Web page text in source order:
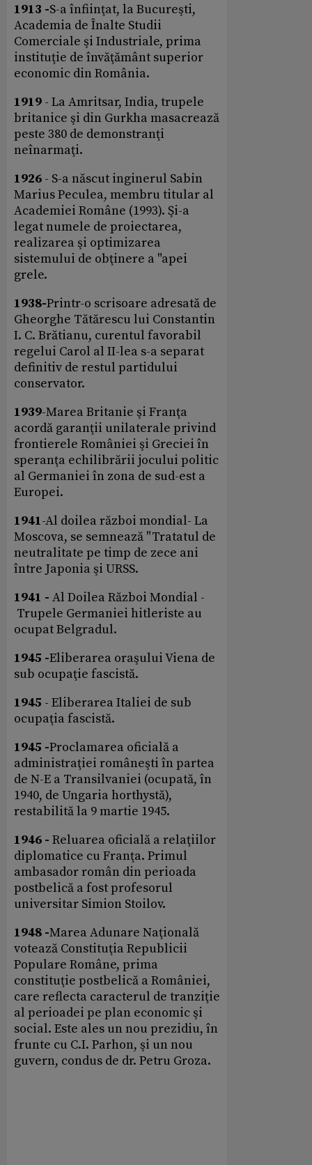
1913 -S-a înfiinţat, la Bucureşti,
Academia de Înalte Studii
Comerciale şi Industriale, prima
instituţie de învăţământ superior
economic din România.
1919 - La Amritsar, India, trupele
britanice şi din Gurkha masacrează
peste 380 de demonstranţi
neînarmaţi.
1926 - S-a născut inginerul Sabin
Marius Peculea, membru titular al
Academiei Române (1993). Şi-a
legat numele de proiectarea,
realizarea şi optimizarea
sistemului de obţinere a "apei
grele.
1938-Printr-o scrisoare adresată de
Gheorghe Tătărescu lui Constantin
I. C. Brătianu, curentul favorabil
regelui Carol al II-lea s-a separat
definitiv de restul partidului
conservator.
1939-Marea Britanie şi Franţa
acordă garanţii unilaterale privind
frontierele României şi Greciei în
speranţa echilibrării jocului politic
al Germaniei în zona de sud-est a
Europei.
1941-Al doilea război mondial- La
Moscova, se semnează "Tratatul de
neutralitate pe timp de zece ani
între Japonia şi URSS.
1941 - Al Doilea Război Mondial -
Trupele Germaniei hitleriste au
ocupat Belgradul.
1945 -Eliberarea oraşului Viena de
sub ocupaţie fascistă.
1945 - Eliberarea Italiei de sub
ocupaţia fascistă.
1945 -Proclamarea oficială a
administraţiei româneşti în partea
de N-E a Transilvaniei (ocupată, în
1940, de Ungaria horthystă),
restabilită la 9 martie 1945.
1946 - Reluarea oficială a relaţiilor
diplomatice cu Franţa. Primul
ambasador român din perioada
postbelică a fost profesorul
universitar Simion Stoilov.
1948 -Marea Adunare Naţională
votează Constituţia Republicii
Populare Române, prima
constituţie postbelică a României,
care reflecta caracterul de tranziţie
al perioadei pe plan economic şi
social. Este ales un nou prezidiu, în
frunte cu C.I. Parhon, şi un nou
guvern, condus de dr. Petru Groza.